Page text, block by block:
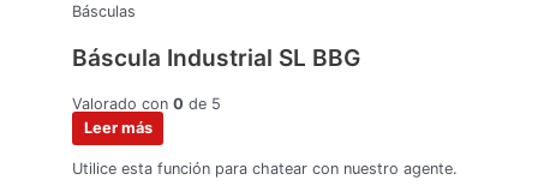
Básculas
Báscula Industrial SL BBG
Valorado con 0 de 5
Leer más
Utilice esta función para chatear con nuestro agente.